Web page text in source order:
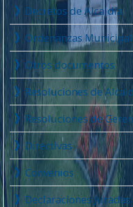
Decretos de Alcaldía
Ordenanzas
Otros documentos
Resoluciones de
Resoluciones de
Directivas
Convenios
Declaraciones Juradas